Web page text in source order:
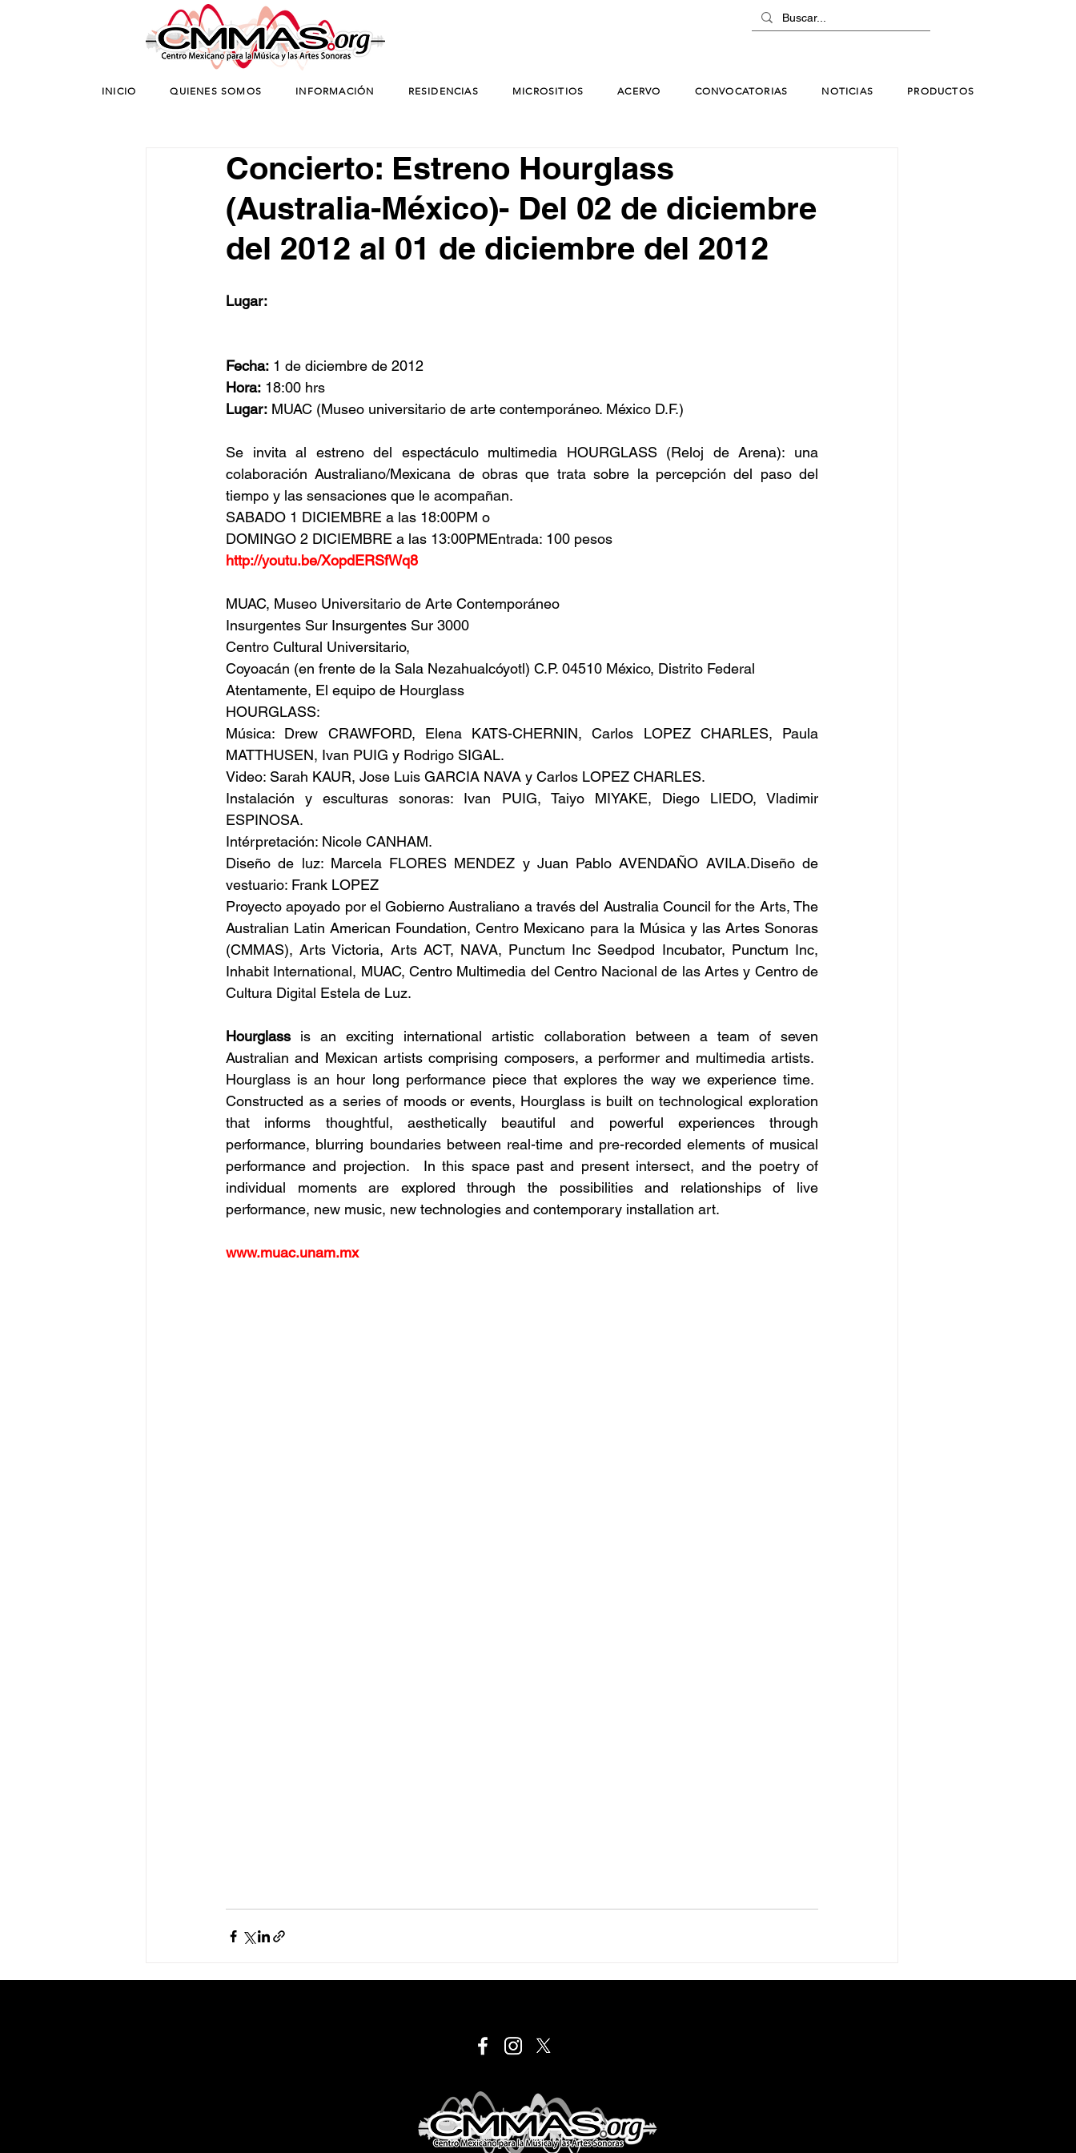
INICIO QUIENES SOMOS INFORMACIÓN RESIDENCIAS MICROSITIOS ACERVO CONVOCATORIAS NOTICIAS PRODUCTOS
Concierto: Estreno Hourglass
(Australia-México)- Del 02 de diciembre
del 2012 al 01 de diciembre del 2012
Lugar:
Fecha: 1 de diciembre de 2012
Hora: 18:00 hrs
Lugar: MUAC (Museo universitario de arte contemporáneo. México D.F.)
Se invita al estreno del espectáculo multimedia HOURGLASS (Reloj de Arena): una
colaboración Australiano/Mexicana de obras que trata sobre la percepción del paso del
tiempo y las sensaciones que le acompañan.
SABADO 1 DICIEMBRE a las 18:00PM o
DOMINGO 2 DICIEMBRE a las 13:00PMEntrada: 100 pesos
http://youtu.be/XopdERSfWq8
MUAC, Museo Universitario de Arte Contemporáneo
Insurgentes Sur Insurgentes Sur 3000
Centro Cultural Universitario,
Coyoacán (en frente de la Sala Nezahualcóyotl) C.P. 04510 México, Distrito Federal
Atentamente, El equipo de Hourglass
HOURGLASS:
Música: Drew CRAWFORD, Elena KATS-CHERNIN, Carlos LOPEZ CHARLES, Paula
MATTHUSEN, Ivan PUIG y Rodrigo SIGAL.
Video: Sarah KAUR, Jose Luis GARCIA NAVA y Carlos LOPEZ CHARLES.
Instalación y esculturas sonoras: Ivan PUIG, Taiyo MIYAKE, Diego LIEDO, Vladimir
ESPINOSA.
Intérpretación: Nicole CANHAM.
Diseño de luz: Marcela FLORES MENDEZ y Juan Pablo AVENDAÑO AVILA.Diseño de
vestuario: Frank LOPEZ
Proyecto apoyado por el Gobierno Australiano a través del Australia Council for the Arts, The
Australian Latin American Foundation, Centro Mexicano para la Música y las Artes Sonoras
(CMMAS), Arts Victoria, Arts ACT, NAVA, Punctum Inc Seedpod Incubator, Punctum Inc,
Inhabit International, MUAC, Centro Multimedia del Centro Nacional de las Artes y Centro de
Cultura Digital Estela de Luz.
Hourglass is an exciting international artistic collaboration between a team of seven
Australian and Mexican artists comprising composers, a performer and multimedia artists.
Hourglass is an hour long performance piece that explores the way we experience time.
Constructed as a series of moods or events, Hourglass is built on technological exploration
that informs thoughtful, aesthetically beautiful and powerful experiences through
performance, blurring boundaries between real-time and pre-recorded elements of musical
performance and projection.  In this space past and present intersect, and the poetry of
individual moments are explored through the possibilities and relationships of live
performance, new music, new technologies and contemporary installation art.
www.muac.unam.mx